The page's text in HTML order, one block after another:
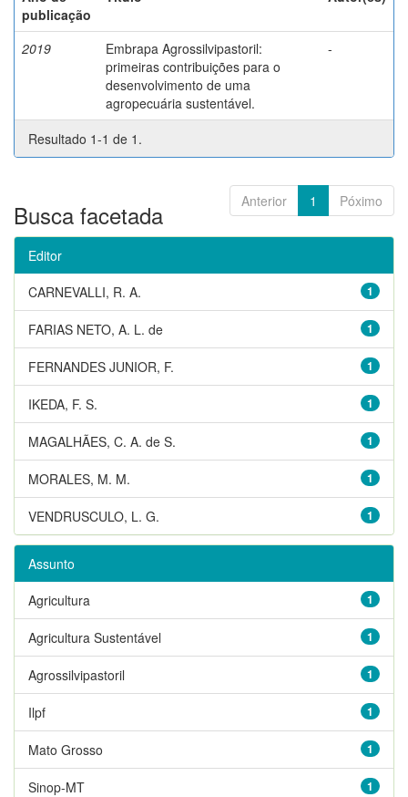
publicação
2019
Embrapa Agrossilvipastoril:
primeiras contribuições para o
desenvolvimento de uma
agropecuária sustentável.
-
Resultado 1-1 de 1.
Anterior 1 Póximo
Busca facetada
Editor
1
CARNEVALLI, R. A.
1
FARIAS NETO, A. L. de
1
FERNANDES JUNIOR, F.
1
IKEDA, F. S.
1
MAGALHÃES, C. A. de S.
1
MORALES, M. M.
1
VENDRUSCULO, L. G.
Assunto
1
Agricultura
1
Agricultura Sustentável
1
Agrossilvipastoril
1
Ilpf
1
Mato Grosso
1
Sinop-MT